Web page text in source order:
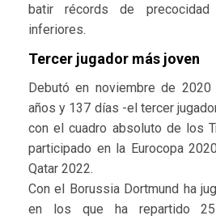
batir récords de
inferiores.
Tercer jugador más joven
Debutó en noviembre de
años y 137 días -el tercer
con el cuadro absoluto de los
participado en la Eurocopa
Qatar 2022.
Con el Borussia Dortmund ha
en los que ha repartido